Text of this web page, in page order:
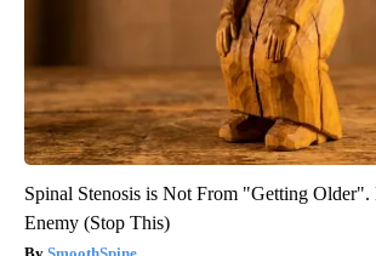
Spinal Stenosis is Not From "Getting Older".
Enemy (Stop This)